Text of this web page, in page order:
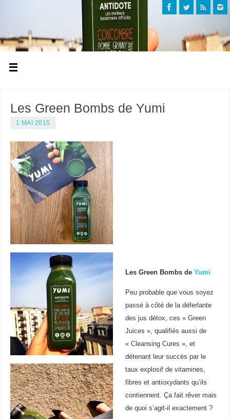
Les Green Bombs de Yumi
1 MAI 2015
Les Green Bombs de Yumi
Peu probable que vous soyez
passé à côté de la déferlante
des jus détox, ces « Green
Juices », qualifiés aussi de
« Cleansing Cures », et
détenant leur succès par le
taux explosif de vitamines,
fibres et antioxydants qu’ils
contiennent. Ça fait rêver mais
de quoi s’agit-il exactement ?